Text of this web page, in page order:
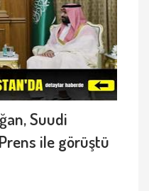
Suudi
ile görüştü